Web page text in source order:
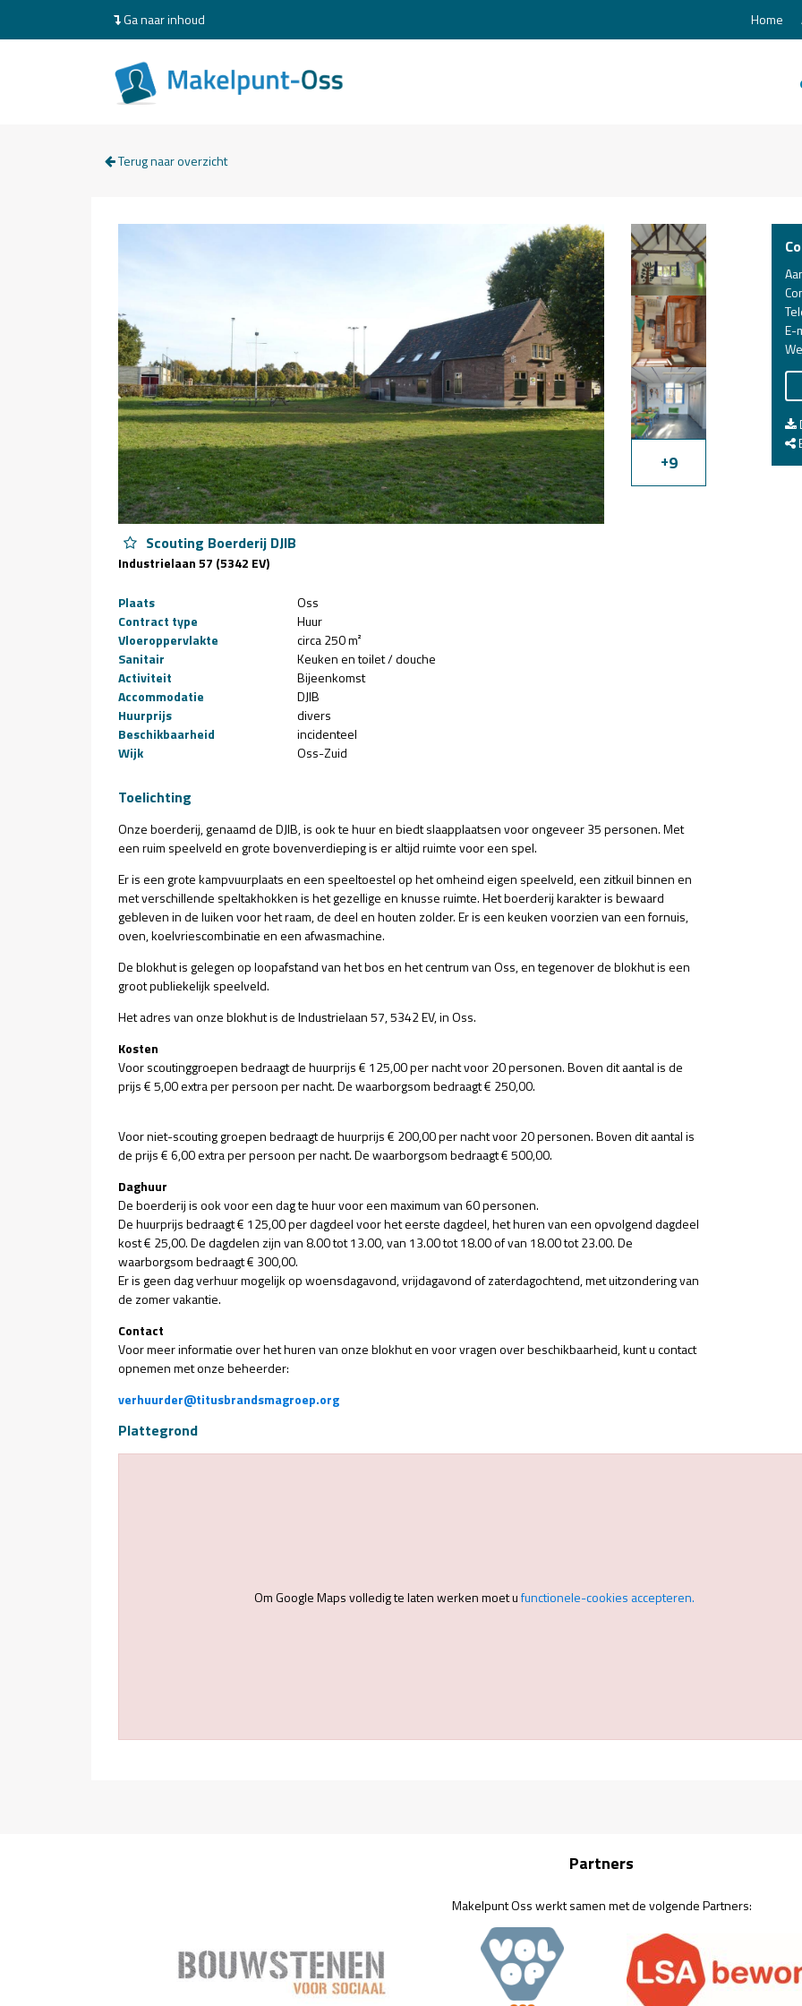
Ga naar inhoud Home
Terug naar overzicht
+9
Scouting Boerderij DJIB
Industrielaan 57 (5342 EV)
Plaats
Oss
Contract type
Huur
Vloeroppervlakte
circa 250 m²
Sanitair
Keuken en toilet / douche
Activiteit
Bijeenkomst
Accommodatie
DJIB
Huurprijs
divers
Beschikbaarheid
incidenteel
Wijk
Oss-Zuid
Toelichting
Onze boerderij, genaamd de DJIB, is ook te huur en biedt slaapplaatsen voor ongeveer 35 personen. Met
een ruim speelveld en grote bovenverdieping is er altijd ruimte voor een spel.
Er is een grote kampvuurplaats en een speeltoestel op het omheind eigen speelveld, een zitkuil binnen en
met verschillende speltakhokken is het gezellige en knusse ruimte. Het boerderij karakter is bewaard
gebleven in de luiken voor het raam, de deel en houten zolder. Er is een keuken voorzien van een fornuis,
oven, koelvriescombinatie en een afwasmachine.
De blokhut is gelegen op loopafstand van het bos en het centrum van Oss, en tegenover de blokhut is een
groot publiekelijk speelveld.
Het adres van onze blokhut is de Industrielaan 57, 5342 EV, in Oss.
Kosten
Voor scoutinggroepen bedraagt de huurprijs € 125,00 per nacht voor 20 personen. Boven dit aantal is de
prijs € 5,00 extra per persoon per nacht. De waarborgsom bedraagt € 250,00.
Voor niet-scouting groepen bedraagt de huurprijs € 200,00 per nacht voor 20 personen. Boven dit aantal is
de prijs € 6,00 extra per persoon per nacht. De waarborgsom bedraagt € 500,00.
Daghuur
De boerderij is ook voor een dag te huur voor een maximum van 60 personen.
De huurprijs bedraagt € 125,00 per dagdeel voor het eerste dagdeel, het huren van een opvolgend dagdeel
kost € 25,00. De dagdelen zijn van 8.00 tot 13.00, van 13.00 tot 18.00 of van 18.00 tot 23.00. De
waarborgsom bedraagt € 300,00.
Er is geen dag verhuur mogelijk op woensdagavond, vrijdagavond of zaterdagochtend, met uitzondering van
de zomer vakantie.
Contact
Voor meer informatie over het huren van onze blokhut en voor vragen over beschikbaarheid, kunt u contact
opnemen met onze beheerder:
verhuurder@titusbrandsmagroep.org
Plattegrond
Om Google Maps volledig te laten werken moet ufunctionele-cookies accepteren.
E-
Partners
Makelpunt Oss werkt samen met de volgende Partners: